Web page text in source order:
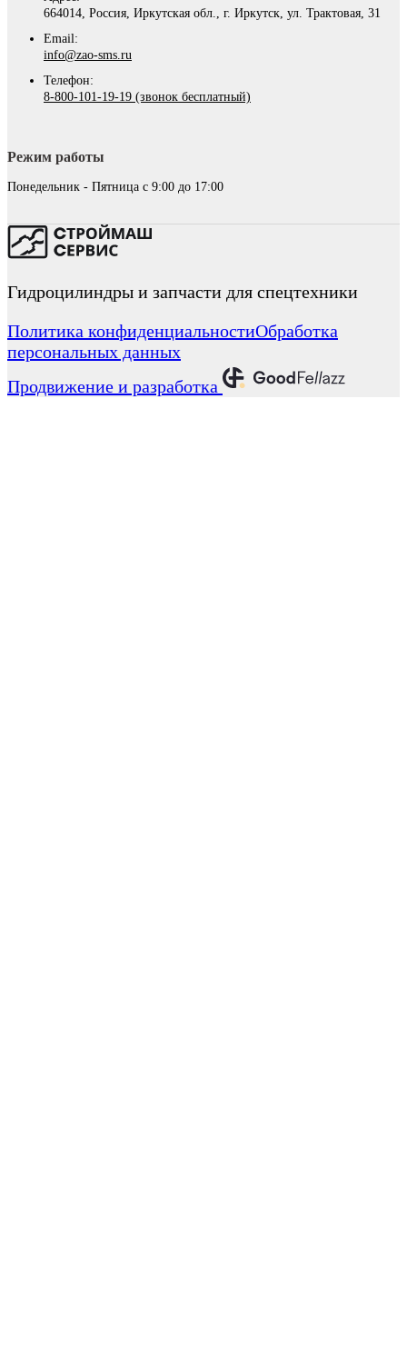
664014, Россия, Иркутская обл., г. Иркутск, ул. Трактовая, 31
Email:
info@zao-sms.ru
Телефон:
8-800-101-19-19 (звонок бесплатный)
Режим работы
Понедельник - Пятница с 9:00 до 17:00
Гидроцилиндры и запчасти для спецтехники
Политика конфиденциальностиОбработка
персональных данных
Продвижение и разработка